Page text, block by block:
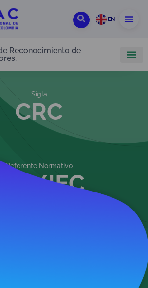
EN
Reconocimiento de
Sigla
CRC
Referente Normativo
ISO/IEC